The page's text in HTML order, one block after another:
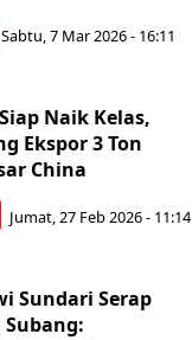
Sabtu, 7 Mar 2026 - 16:11
Naik Kelas,
Ekspor 3 Ton
China
Jumat, 27 Feb 2026 - 11:14
Sundari Serap